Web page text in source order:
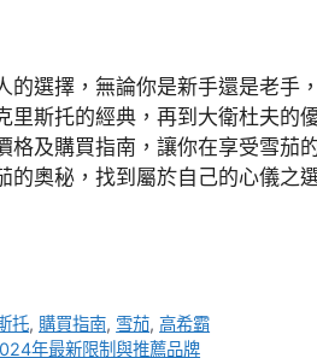
的選擇，無論你是新手還是老手
里斯托的經典，再到大衛杜夫的
格及購買指南，讓你在享受雪茄
的奧秘，找到屬於自己的心儀之選
托, 購買指南, 雪茄,高希霸
年最新限制與推薦品牌